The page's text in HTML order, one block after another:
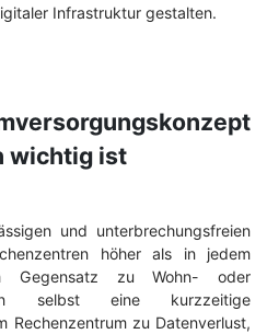
Infrastruktur gestalten.
wichtig ist
und unterbrechungsfreien
höher als in jedem
Gegensatz zu Wohn- oder
selbst eine kurzzeitige
Rechenzentrum zu Datenverlust,